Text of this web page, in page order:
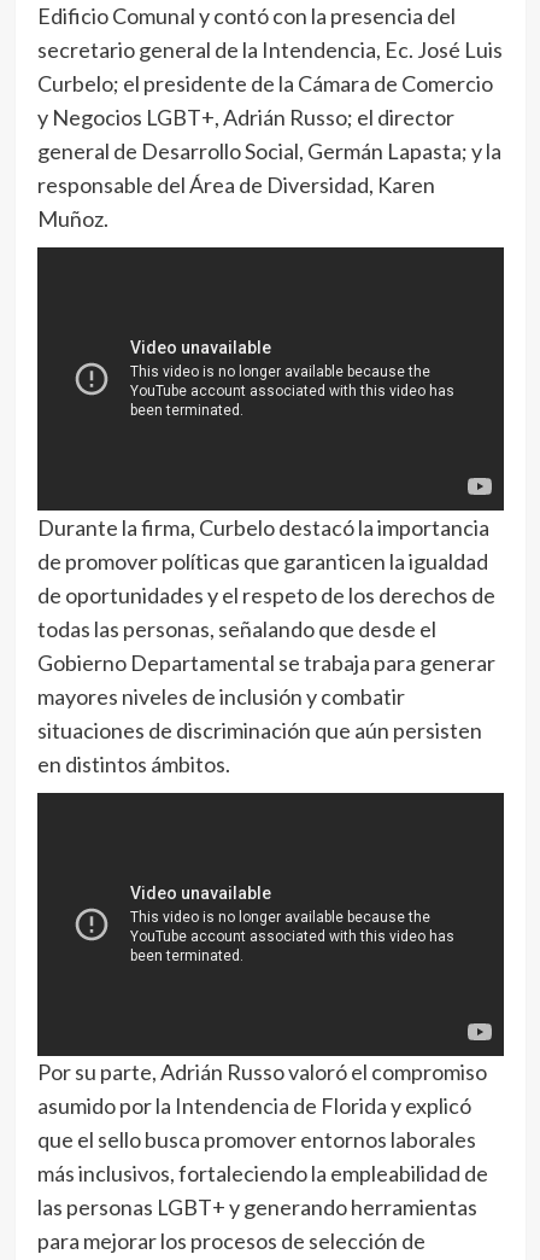
Edificio Comunal y contó con la presencia del
secretario general de la Intendencia, Ec. José Luis
Curbelo; el presidente de la Cámara de Comercio
y Negocios LGBT+, Adrián Russo; el director
general de Desarrollo Social, Germán Lapasta; y la
responsable del Área de Diversidad, Karen
Muñoz.
Durante la firma, Curbelo destacó la importancia
de promover políticas que garanticen la igualdad
de oportunidades y el respeto de los derechos de
todas las personas, señalando que desde el
Gobierno Departamental se trabaja para generar
mayores niveles de inclusión y combatir
situaciones de discriminación que aún persisten
en distintos ámbitos.
Por su parte, Adrián Russo valoró el compromiso
asumido por la Intendencia de Florida y explicó
que el sello busca promover entornos laborales
más inclusivos, fortaleciendo la empleabilidad de
las personas LGBT+ y generando herramientas
para mejorar los procesos de selección de